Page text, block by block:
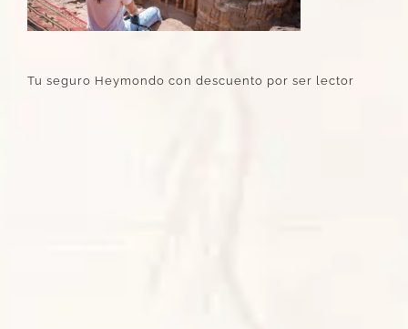
Tu seguro Heymondo con descuento por ser lector